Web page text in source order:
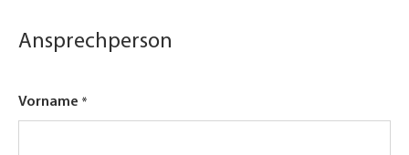
Ansprechperson
Vorname